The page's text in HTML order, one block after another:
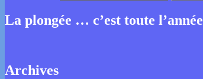
La plongée … c’est toute l’année
Archives